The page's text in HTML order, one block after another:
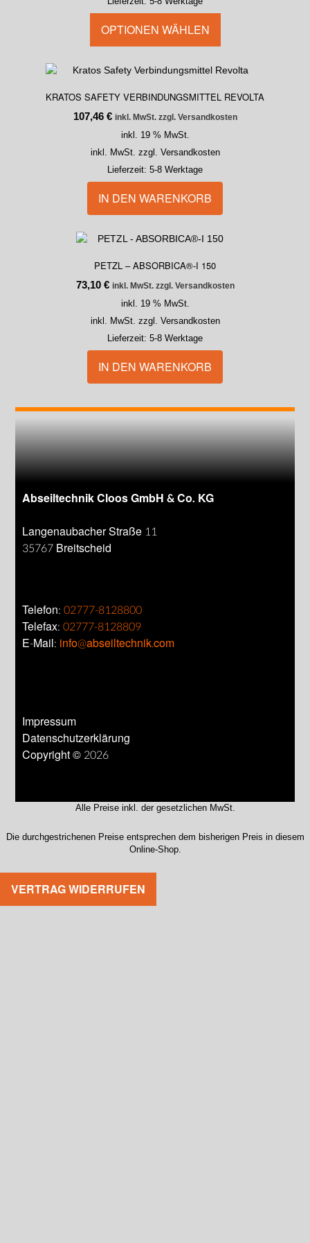
OPTIONEN WÄHLEN
KRATOS SAFETY VERBINDUNGSMITTEL REVOLTA
107,46 € inkl. MwSt. zzgl. Versandkosten
inkl. 19 % MwSt.
inkl. MwSt. zzgl. Versandkosten
Lieferzeit: 5-8 Werktage
IN DEN WARENKORB
PETZL – ABSORBICA®-I 150
73,10 € inkl. MwSt. zzgl. Versandkosten
inkl. 19 % MwSt.
inkl. MwSt. zzgl. Versandkosten
Lieferzeit: 5-8 Werktage
IN DEN WARENKORB
Abseiltechnik Cloos GmbH & Co. KG
Langenaubacher Straße 11
35767 Breitscheid
Telefon:02777-8128800
Telefax:02777-8128809
E-Mail: info@abseiltechnik.com
Impressum
Datenschutzerklärung
Copyright © 2026
Alle Preise inkl. der gesetzlichen MwSt.
Die durchgestrichenen Preise entsprechen dem bisherigen Preis in diesem
Online-Shop.
VERTRAG WIDERRUFEN